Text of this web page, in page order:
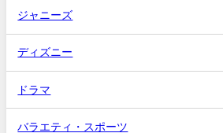
ジャニーズ
ディズニー
ドラマ
バラエティ・スポーツ